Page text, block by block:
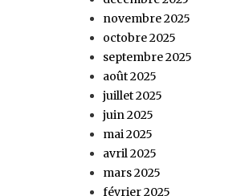
novembre 2025
octobre 2025
septembre 2025
août 2025
juillet 2025
juin 2025
mai 2025
avril 2025
mars 2025
février 2025